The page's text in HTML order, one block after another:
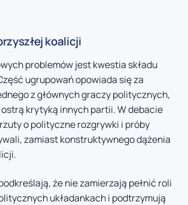
koalicji
problemów jest kwestia składu
ugrupowań opowiada się za
z głównych graczy politycznych,
krytyką innych partii. W debacie
o polityczne rozgrywki i próby
zamiast konstruktywnego dążenia
że nie zamierzają pełnić roli
układankach i podtrzymują